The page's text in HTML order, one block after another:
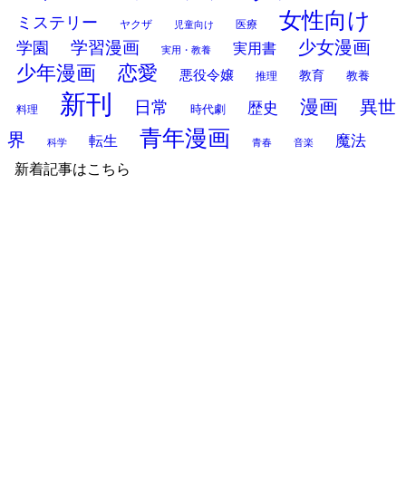
ミステリー ヤクザ 児童向け 医療 女性向け
学園 学習漫画 実用・教養 実用書 少女漫画
少年漫画 恋愛 悪役令嬢 推理 教育 教養
料理 新刊 日常 時代劇 歴史 漫画
異世
界
科学 転生 青年漫画 青春 音楽 魔法
新着記事はこちら